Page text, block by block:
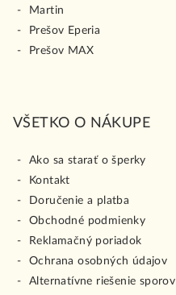
Martin
Prešov Eperia
Prešov MAX
VŠETKO O NÁKUPE
Ako sa starať o šperky
Kontakt
Doručenie a platba
Obchodné podmienky
Reklamačný poriadok
Ochrana osobných údajov
Alternatívne riešenie sporov